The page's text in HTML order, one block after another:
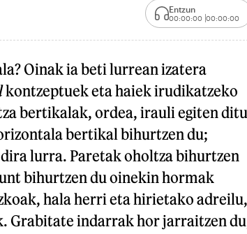
Entzun
00:00:00 00:00:00
Oinak ia beti lurrean izatera
kontzeptuek eta haiek irudikatzeko
bertikalak, ordea, irauli egiten ditu
bertikal bihurtzen du;
lurra. Paretak oholtza bihurtzen
bihurtzen du oinekin hormak
hala herri eta hirietako adreilu,
Grabitate indarrak hor jarraitzen